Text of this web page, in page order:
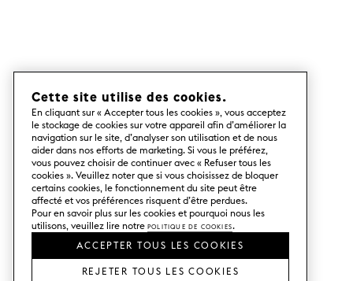
Cette site utilise des cookies.
En cliquant sur « Accepter tous les cookies », vous acceptez
le stockage de cookies sur votre appareil afin d’améliorer la
navigation sur le site, d’analyser son utilisation et de nous
aider dans nos efforts de marketing. Si vous le préférez,
vous pouvez choisir de continuer avec « Refuser tous les
cookies ». Veuillez noter que si vous choisissez de bloquer
certains cookies, le fonctionnement du site peut être
affecté et vos préférences risquent d’être perdues.
Pour en savoir plus sur les cookies et pourquoi nous les
utilisons, veuillez lire notre Politique de cookies.
ACCEPTER TOUS LES COOKIES
REJETER TOUS LES COOKIES